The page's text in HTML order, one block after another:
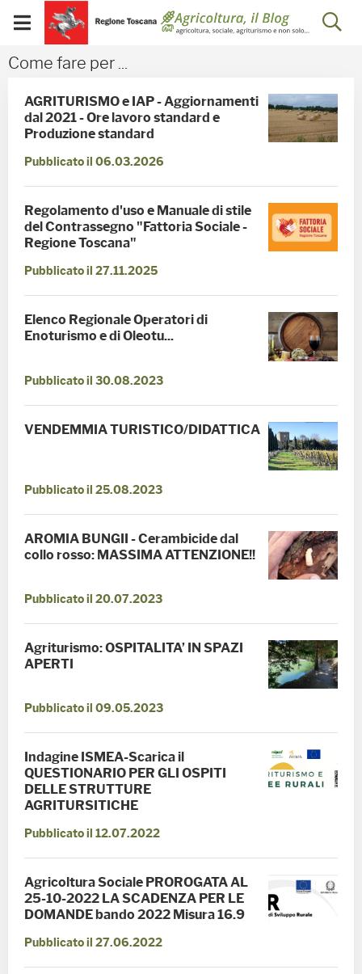
Skip to Main Content
Visualizza/chiudi
menu
mobile
Come fare per ... - Blog
Come fare per ...
AGRITURISMO e IAP - Aggiornamenti
dal 2021 - Ore lavoro standard e
Produzione standard
Pubblicato il 06.03.2026
Regolamento d'uso e Manuale di stile
del Contrassegno "Fattoria Sociale -
Regione Toscana"
Pubblicato il 27.11.2025
Elenco Regionale Operatori di
Enoturismo e di Oleotu...
Pubblicato il 30.08.2023
VENDEMMIA TURISTICO/DIDATTICA
Pubblicato il 25.08.2023
AROMIA BUNGII - Cerambicide dal
collo rosso: MASSIMA ATTENZIONE!!
Pubblicato il 20.07.2023
Agriturismo: OSPITALITA’ IN SPAZI
APERTI
Pubblicato il 09.05.2023
Indagine ISMEA-Scarica il
QUESTIONARIO PER GLI OSPITI
DELLE STRUTTURE
AGRITURSITICHE
Pubblicato il 12.07.2022
Agricoltura Sociale PROROGATA AL
25-10-2022 LA SCADENZA PER LE
DOMANDE bando 2022 Misura 16.9
Pubblicato il 27.06.2022